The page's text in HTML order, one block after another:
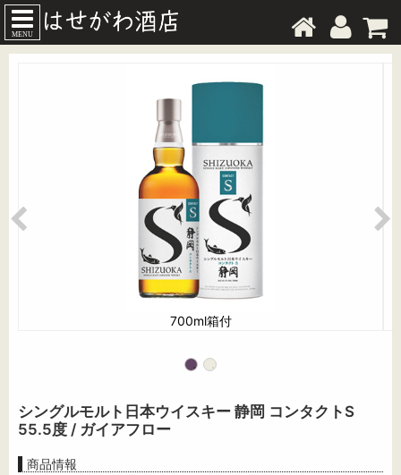
MENU
700ml箱付
シングルモルト日本ウイスキー 静岡 コンタクトS
55.5度 / ガイアフロー
商品情報